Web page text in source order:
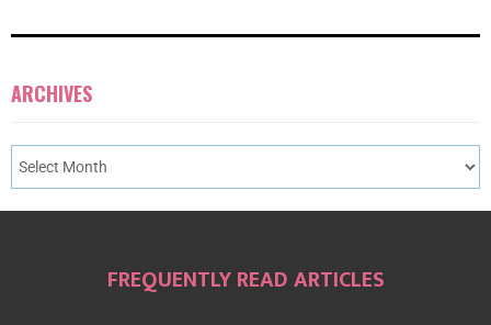
ARCHIVES
FREQUENTLY READ ARTICLES